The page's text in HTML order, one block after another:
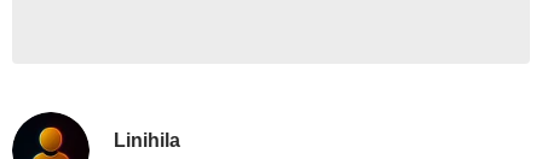
Linihila